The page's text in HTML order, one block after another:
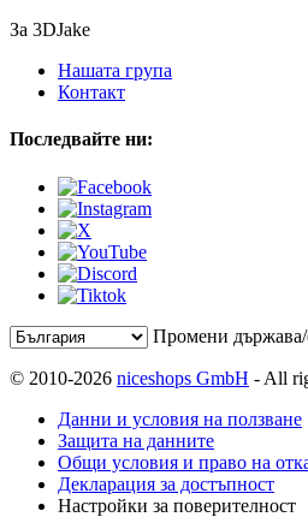
За 3DJake
Нашата група
Контакт
Последвайте ни:
Промени държава/
© 2010-2026 niceshops GmbH - All
Данни и условия на ползване
Защита на данните
Общи условия и право на
Декларация за достъпност
Настройки за поверителност